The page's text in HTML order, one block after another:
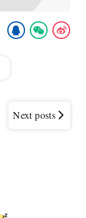
Next posts